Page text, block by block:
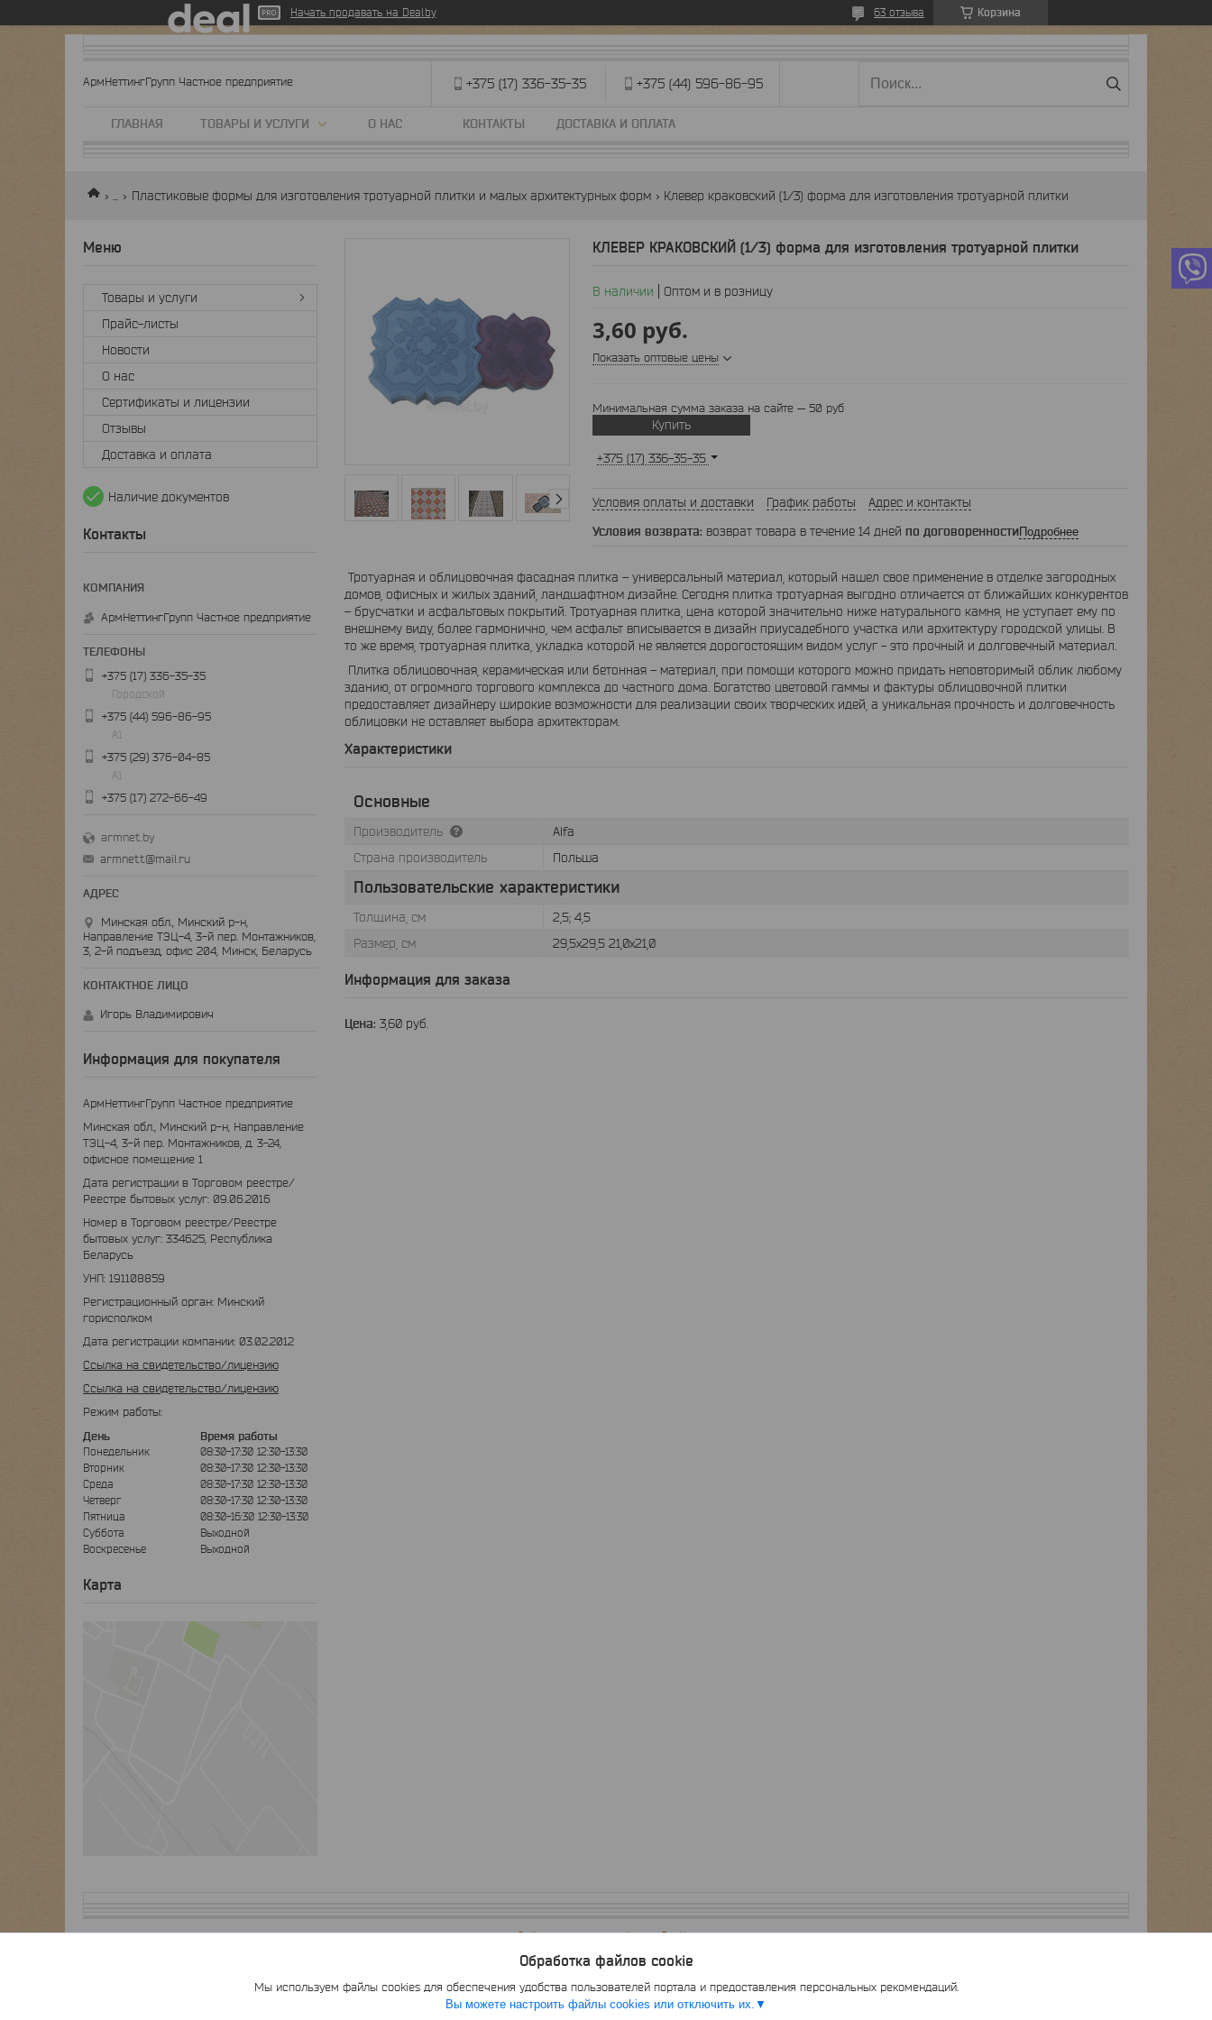
Начать продавать на Deal.by Корзина
63 отзыва
АрмНеттингГрупп Частное предприятие +375 (17) 336-35-35 +375 (44) 596-86-95
ГЛАВНАЯ ТОВАРЫ И УСЛУГИ О НАС КОНТАКТЫ ДОСТАВКА И ОПЛАТА
Пластиковые формы для изготовления тротуарной плитки и малых архитектурных форм Клевер краковский (1/3) форма для изготовления тротуарной плитки
КЛЕВЕР КРАКОВСКИЙ (1/3) форма для изготовления тротуарной плитки
В наличии Оптом и в розницу
3,60 руб.
Показать оптовые цены
Минимальная сумма заказа на сайте — 50 руб
Купить
+375 (17) 336-35-35
Условия оплаты и доставки График работы
Адрес и контакты
возврат товара в течение 14 дней по договоренностиПодробнее
Тротуарная и облицовочная фасадная плитка – универсальный материал, который нашел свое применение в отделке загородных
домов, офисных и жилых зданий, ландшафтном дизайне. Сегодня плитка тротуарная выгодно отличается от ближайших конкурентов
– брусчатки и асфальтовых покрытий. Тротуарная плитка, цена которой значительно ниже натурального камня, не уступает ему по
внешнему виду, более гармонично, чем асфальт вписывается в дизайн приусадебного участка или архитектуру городской улицы. В
то же время, тротуарная плитка, укладка которой не является дорогостоящим видом услуг - это прочный и долговечный материал.
Плитка облицовочная, керамическая или бетонная – материал, при помощи которого можно придать неповторимый облик любому
зданию, от огромного торгового комплекса до частного дома. Богатство цветовой гаммы и фактуры облицовочной плитки
предоставляет дизайнеру широкие возможности для реализации своих творческих идей, а уникальная прочность и долговечность
облицовки не оставляет выбора архитекторам.
Характеристики
Основные
Производитель
Alfa
Страна производитель
Польша
Пользовательские характеристики
Толщина, см
2,5; 4,5
Размер, см
29,5х29,5 21,0х21,0
Информация для заказа
Цена: 3,60 руб.
Товары и услуги
Прайс-листы
Новости
О нас
Сертификаты и лицензии
Отзывы
Доставка и оплата
Наличие документов
Контакты
АрмНеттингГрупп Частное предприятие
+375 (17) 336-35-35
Городской
+375 (44) 596-86-95
А1
+375 (29) 376-04-85
А1
+375 (17) 272-66-49
armnet.by
armnett@mail.ru
Минская обл., Минский р-н,
Направление ТЭЦ-4, 3-й пер. Монтажников,
3, 2-й подъезд, офис 204, Минск, Беларусь
Игорь Владимирович
Информация для покупателя
АрмНеттингГрупп Частное предприятие
Минская обл., Минский р-н, Направление
ТЭЦ-4, 3-й пер. Монтажников, д. 3-24,
офисное помещение 1
Дата регистрации в Торговом реестре/
Реестре бытовых услуг: 09.06.2016
Номер в Торговом реестре/Реестре
бытовых услуг: 334625, Республика
Беларусь
УНП: 191108859
Регистрационный орган: Минский
горисполком
Дата регистрации компании: 03.02.2012
Ссылка на свидетельство/лицензию
Ссылка на свидетельство/лицензию
Режим работы:
День Время работы
Понедельник 08:30-17:30 12:30-13:30
Вторник
08:30-17:30 12:30-13:30
Среда
08:30-17:30 12:30-13:30
Четверг
08:30-17:30 12:30-13:30
Пятница
08:30-16:30 12:30-13:30
Суббота
Выходной
Воскресенье
Выходной
Карта
Сайт создан на платформе Deal.by
Политика обработки файлов cookies
Обработка файлов cookie
Мы используем файлы cookies для обеспечения удобства пользователей портала и предоставления персональных рекомендаций.
Вы можете настроить файлы cookies или отключить их.
АрмНеттингГрупп Частное предприятие |Пожаловаться на контент
Select Language ▼